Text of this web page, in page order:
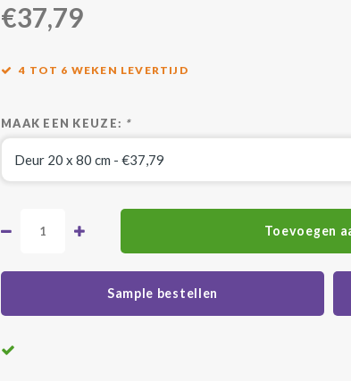
€37,79
4 TOT 6 WEKEN LEVERTIJD
MAAK EEN KEUZE: *
Toevoegen
Sample bestellen